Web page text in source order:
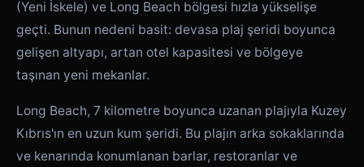
(Yeni İskele) ve Long Beach bölgesi hızla yükselişe
geçti. Bunun nedeni basit: devasa plaj şeridi boyunca
gelişen altyapı, artan otel kapasitesi ve bölgeye
taşınan yeni mekanlar.
Long Beach, 7 kilometre boyunca uzanan plajıyla Kuzey
Kıbrıs'ın en uzun kum şeridi. Bu plajın arka sokaklarında
ve kenarında konumlanan barlar, restoranlar ve